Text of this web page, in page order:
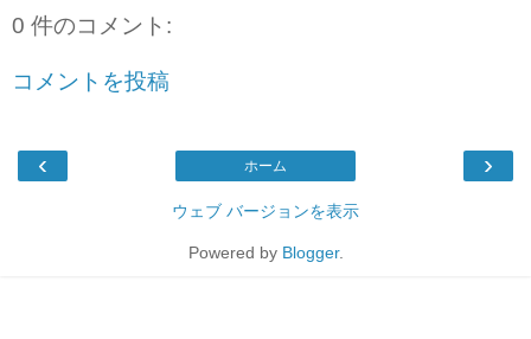
0 件のコメント:
コメントを投稿
‹ ›
ホーム
ウェブ バージョンを表示
Powered by Blogger.